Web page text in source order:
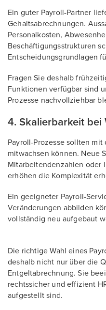
Ein guter Payroll-Partner
Gehaltsabrechnungen.
Personalkosten,
Beschäftigungsstrukturen
Entscheidungsgrundlagen
Fragen Sie deshalb
Funktionen verfügbar sind
Prozesse nachvollziehbar
4. Skalierbarkeit bei
Payroll-Prozesse sollten
mitwachsen können. Neue
Mitarbeitendenzahlen oder
erhöhen die Komplexität
Ein geeigneter Payroll-
Veränderungen abbilden
vollständig neu aufgebaut
Die richtige Wahl eines
deshalb nicht nur über die
Entgeltabrechnung. Sie
rechtssicher und effizient
aufgestellt sind.